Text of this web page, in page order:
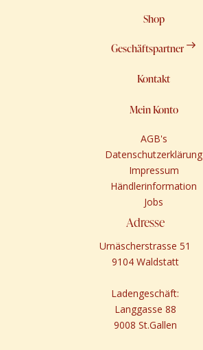
Shop
Geschäftspartner
Kontakt
Mein Konto
AGB's
Datenschutzerklärung
Impressum
Händlerinformation
Jobs
Adresse
Urnäscherstrasse 51
9104 Waldstatt
Ladengeschäft:
Langgasse 88
9008 St.Gallen